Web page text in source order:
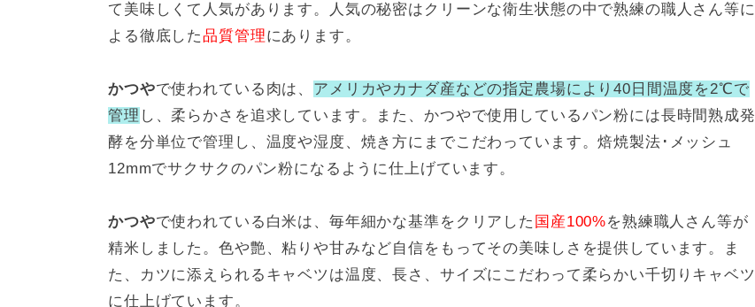
て美味しくて人気があります。人気の秘密はクリーンな衛生状態の中で熟練の職人さん等に
よる徹底した品質管理にあります。
かつやで使われている肉は、 アメリカやカナダ産などの指定農場により40日間温度を2℃で
管理 し、柔らかさを追求しています。また、かつやで使用しているパン粉には長時間熟成発
酵を分単位で管理し、温度や湿度、焼き方にまでこだわっています。焙焼製法･メッシュ
12mmでサクサクのパン粉になるように仕上げています。
かつやで使われている白米は、毎年細かな基準をクリアした 国産100%を熟練職人さん等が
精米しました。色や艶、粘りや甘みなど自信をもってその美味しさを提供しています。ま
た、カツに添えられるキャベツは温度、長さ、サイズにこだわって柔らかい千切りキャベツ
に仕上げています。